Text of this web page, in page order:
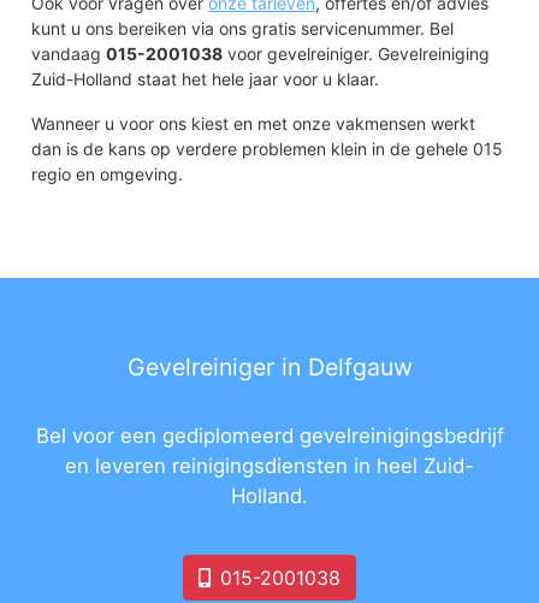
kunt u ons bereiken via ons gratis servicenummer. Bel
vandaag015-2001038 voor gevelreiniger. Gevelreiniging
Zuid-Holland staat het hele jaar voor u klaar.
Wanneer u voor ons kiest en met onze vakmensen werkt
dan is de kans op verdere problemen klein in de gehele 015
regio en omgeving.
Gevelreiniger in Delfgauw
Bel voor een gediplomeerd gevelreinigingsbedrijf
en leveren reinigingsdiensten in heel Zuid-
Holland.
015-2001038